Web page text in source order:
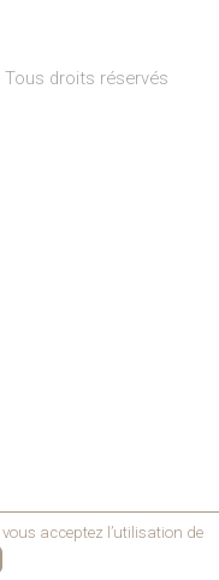
Tous droits réservés
acceptez l’utilisation de